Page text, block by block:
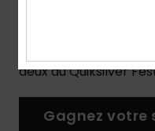
deux au Quiksilver
Gagnez votre